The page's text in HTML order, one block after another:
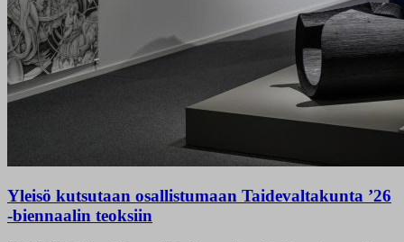
Yleisö kutsutaan osallistumaan Taidevaltakunta ’26
-biennaalin teoksiin